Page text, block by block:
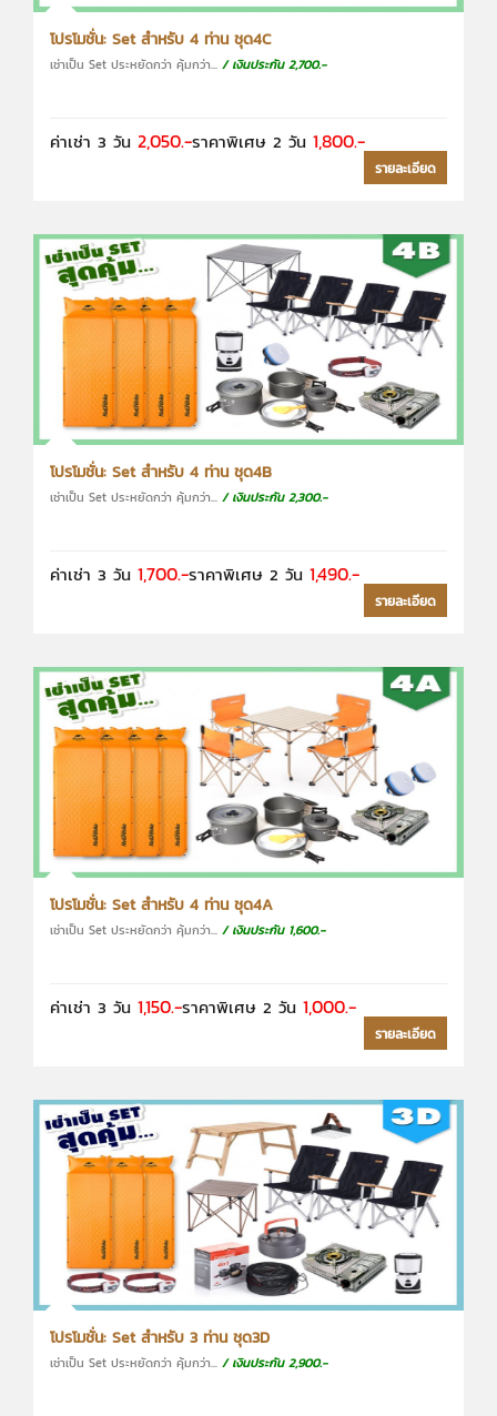
โปรโมชั่น: Set สำหรับ 4 ท่าน ชุด4C
เช่าเป็น Set ประหยัดกว่า คุ้มกว่า... / เงินประกัน 2,700.-
ค่าเช่า 3 วัน 2,050.-ราคาพิเศษ 2 วัน 1,800.-
รายละเอียด
โปรโมชั่น: Set สำหรับ 4 ท่าน ชุด4B
เช่าเป็น Set ประหยัดกว่า คุ้มกว่า... / เงินประกัน 2,300.-
ค่าเช่า 3 วัน 1,700.-ราคาพิเศษ 2 วัน 1,490.-
รายละเอียด
โปรโมชั่น: Set สำหรับ 4 ท่าน ชุด4A
เช่าเป็น Set ประหยัดกว่า คุ้มกว่า... / เงินประกัน 1,600.-
ค่าเช่า 3 วัน 1,150.-ราคาพิเศษ 2 วัน 1,000.-
รายละเอียด
โปรโมชั่น: Set สำหรับ 3 ท่าน ชุด3D
เช่าเป็น Set ประหยัดกว่า คุ้มกว่า... / เงินประกัน 2,900.-